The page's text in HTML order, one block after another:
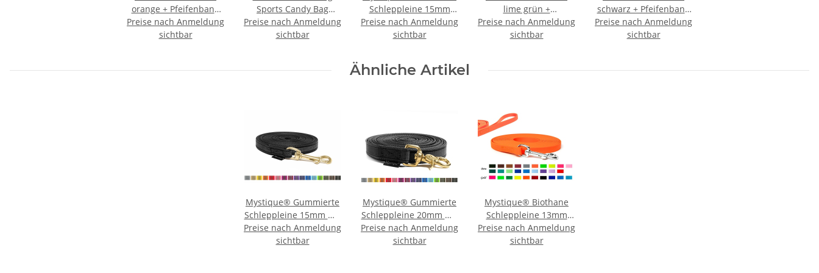
orange + Pfeifenband
kostenlos
Preise nach Anmeldung
sichtbar
Sports Candy Bag
Schwarz (400)
Preise nach Anmeldung
sichtbar
Schleppleine 15mm
ohne Handschlaufe
Standard Karabiner
Preise nach Anmeldung
sichtbar
lime grün +
Pfeifenband kostenlos
Preise nach Anmeldung
sichtbar
schwarz + Pfeifenband
kostenlos
Preise nach Anmeldung
sichtbar
Ähnliche Artikel
Mystique® Gummierte
Schleppleine 15mm mit
Handschlaufe Messing
Karabiner
Preise nach Anmeldung
sichtbar
Mystique® Gummierte
Schleppleine 20mm mit
Handschlaufe Messing
Scherenkarabiner
Preise nach Anmeldung
sichtbar
Mystique® Biothane
Schleppleine 13mm
vernäht mit HS
Standard Karabiner
Preise nach Anmeldung
sichtbar